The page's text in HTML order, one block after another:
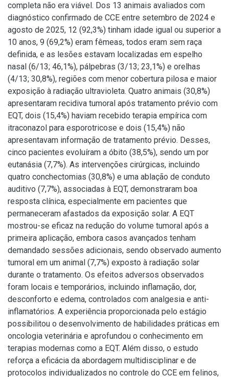
completa não era viável. Dos 13 animais avaliados com
diagnóstico confirmado de CCE entre setembro de 2024 e
agosto de 2025, 12 (92,3%) tinham idade igual ou superior a
10 anos, 9 (69,2%) eram fêmeas, todos eram sem raça
definida, e as lesões estavam localizadas em espelho
nasal (6/13; 46,1%), pálpebras (3/13; 23,1%) e orelhas
(4/13; 30,8%), regiões com menor cobertura pilosa e maior
exposição à radiação ultravioleta. Quatro animais (30,8%)
apresentaram recidiva tumoral após tratamento prévio com
EQT, dois (15,4%) haviam recebido terapia empírica com
itraconazol para esporotricose e dois (15,4%) não
apresentavam informação de tratamento prévio. Desses,
cinco pacientes evoluíram a óbito (38,5%), sendo um por
eutanásia (7,7%). As intervenções cirúrgicas, incluindo
quatro conchectomias (30,8%) e uma ablação de conduto
auditivo (7,7%), associadas à EQT, demonstraram boa
resposta clínica, especialmente em pacientes que
permaneceram afastados da exposição solar. A EQT
mostrou-se eficaz na redução do volume tumoral após a
primeira aplicação, embora casos avançados tenham
demandado sessões adicionais, sendo observado aumento
tumoral em um animal (7,7%) exposto à radiação solar
durante o tratamento. Os efeitos adversos observados
foram locais e temporários, incluindo inflamação, dor,
desconforto e edema, controlados com analgesia e anti-
inflamatórios. A experiência proporcionada pelo estágio
possibilitou o desenvolvimento de habilidades práticas em
oncologia veterinária e aprofundou o conhecimento em
terapias modernas como a EQT. Além disso, o estudo
reforça a eficácia da abordagem multidisciplinar e de
protocolos individualizados no controle do CCE em felinos,